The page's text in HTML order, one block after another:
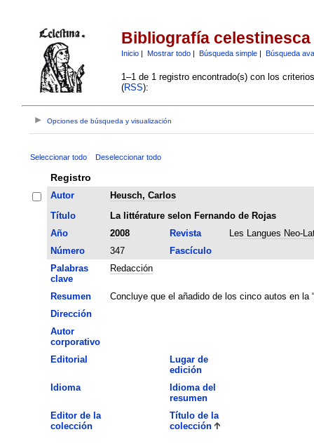
Bibliografía celestinesca
Inicio| Mostrar todo| Búsqueda simple| Búsqueda
1–1 de 1 registro encontrado(s) con los
(RSS):
Opciones de búsqueda y visualización
Seleccionar todo Deseleccionar todo
Registro
Autor
Heusch, Carlos
Título
La littérature selon Fernando de Rojas
Año
2008 Revista
Les Langues Neo-
Número
347
Fascículo
Palabras
clave
Redacción
Resumen
Concluye que el añadido de los cinco autos en la
Dirección
Autor
corporativo
Editorial
Lugar de
edición
Idioma
Idioma del
resumen
Editor de la
colección
Título de la
colección